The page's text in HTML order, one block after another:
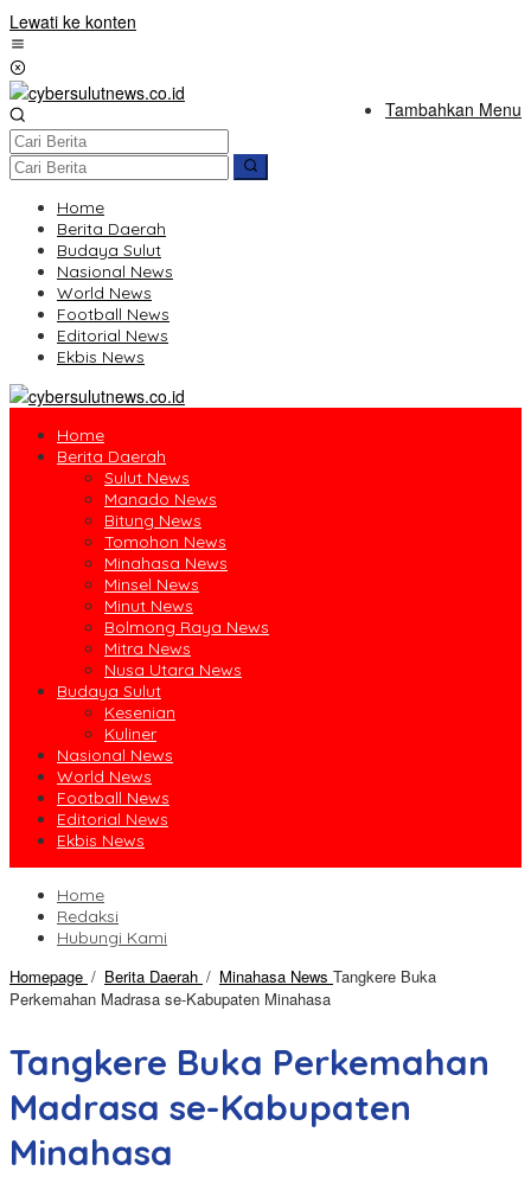
Lewati ke konten
Tambahkan Menu
Home
Berita Daerah
Budaya Sulut
Nasional News
World News
Football News
Editorial News
Ekbis News
Home
Berita Daerah
Sulut News
Manado News
Bitung News
Tomohon News
Minahasa News
Minsel News
Minut News
Bolmong Raya News
Mitra News
Nusa Utara News
Budaya Sulut
Kesenian
Kuliner
Nasional News
World News
Football News
Editorial News
Ekbis News
Home
Redaksi
Hubungi Kami
Homepage / Berita Daerah / Minahasa News Tangkere Buka
Perkemahan Madrasa se-Kabupaten Minahasa
Tangkere Buka Perkemahan
Madrasa se-Kabupaten
Minahasa